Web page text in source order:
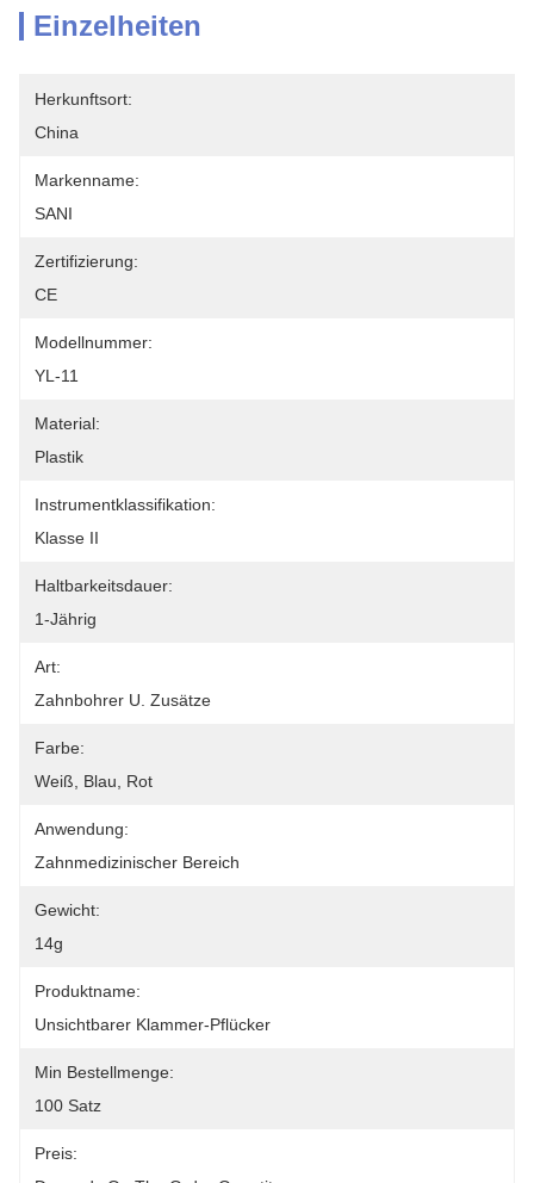
Einzelheiten
Herkunftsort:
China
Markenname:
SANI
Zertifizierung:
CE
Modellnummer:
YL-11
Material:
Plastik
Instrumentklassifikation:
Klasse II
Haltbarkeitsdauer:
1-Jährig
Art:
Zahnbohrer U. Zusätze
Farbe:
Weiß, Blau, Rot
Anwendung:
Zahnmedizinischer Bereich
Gewicht:
14g
Produktname:
Unsichtbarer Klammer-Pflücker
Min Bestellmenge:
100 Satz
Preis: